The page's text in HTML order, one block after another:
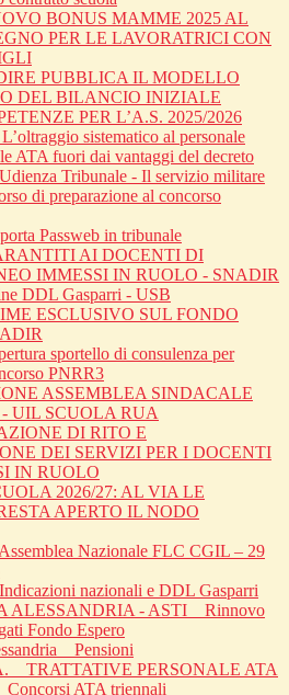
BONUS MAMME 2025 AL
PER LE LAVORATRICI CON
PUBBLICA IL MODELLO
DEL BILANCIO INIZIALE
PER L’A.S. 2025/2026
sistematico al personale
ATA fuori dai vantaggi del decreto
Tribunale - Il servizio militare
di preparazione al concorso
Passweb in tribunale
AI DOCENTI DI
IMMESSI IN RUOLO - SNADIR
DDL Gasparri - USB
ESCLUSIVO SUL FONDO
sportello di consulenza per
PNRR3
ASSEMBLEA SINDACALE
UIL SCUOLA RUA
DI RITO E
DEI SERVIZI PER I DOCENTI
IN RUOLO
2026/27: AL VIA LE
APERTO IL NODO
Nazionale FLC CGIL – 29
nazionali e DDL Gasparri
ALESSANDRIA - ASTI _ Rinnovo
Fondo Espero
_ Pensioni
_ TRATTATIVE PERSONALE ATA
Concorsi ATA triennali